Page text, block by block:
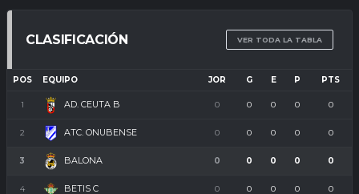
CLASIFICACIÓN VER TODA LA TABLA
POS EQUIPO JOR G E P PTS
1 AD. CEUTA B 0 0 0 0 0
2 ATC. ONUBENSE 0 0 0 0 0
3 BALONA 0 0 0 0 0
4 BETIS C 0 0 0 0 0